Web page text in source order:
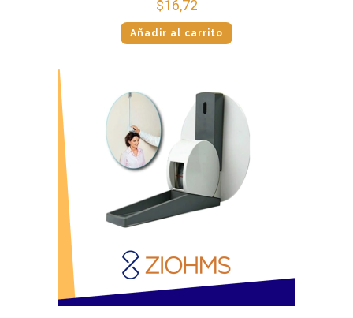
$16,72
Añadir al carrito